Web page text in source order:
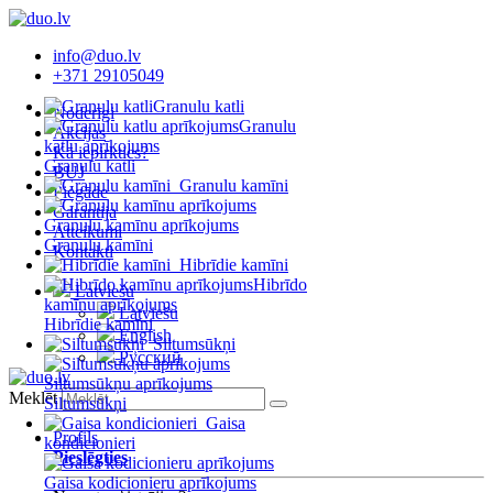
info@duo.lv
+371 29105049
Noderīgi
Akcijas
Kā iepirkties?
BUJ
Piegāde
Garantija
Atteikumi
Kontakti
Latviešu
Latviešu
English
Русский
Granulu katli
Granulu
katlu aprīkojums
Granulu katli
Granulu kamīni
Granulu kamīnu aprīkojums
Granulu kamīni
Hibrīdie kamīni
Hibrīdo
kamīnu aprīkojums
Hibrīdie kamīni
Siltumsūkņi
Siltumsūkņu aprīkojums
Siltumsūkņi
Gaisa
kondicionieri
Gaisa kodicionieru aprīkojums
Meklēt
Profils
Pieslēgties